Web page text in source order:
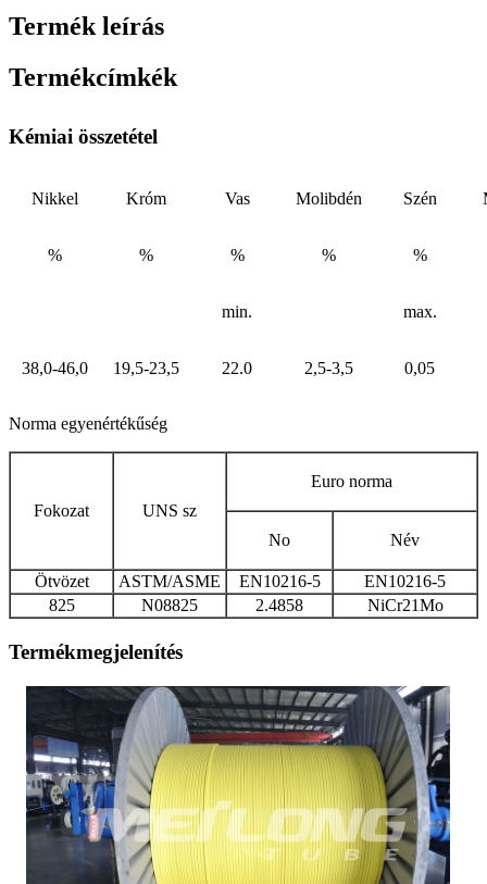
Termék leírás
Termékcímkék
Kémiai összetétel
Nikkel Króm Vas Molibdén Szén
% % % % %
min. max.
38,0-46,0 19,5-23,5 22.0 2,5-3,5 0,05
Norma egyenértékűség
Fokozat UNS sz
Euro norma
No Név
Ötvözet ASTM/ASME EN10216-5
EN10216-5
825
N08825 2.4858 NiCr21Mo
Termékmegjelenítés